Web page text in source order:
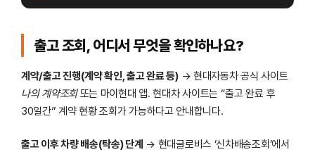
출고 조회, 어디서 무엇을 확인하나요?
계약/출고 진행(계약 확인, 출고 완료 등)→ 현대자동차 공식 사이트
나의 계약조회또는 마이현대 앱. 현대차 사이트는 “출고 완료 후
30일간” 계약 현황 조회가 가능하다고 안내합니다.
출고 이후 차량 배송(탁송) 단계 → 현대글로비스 ‘신차배송조회’에서